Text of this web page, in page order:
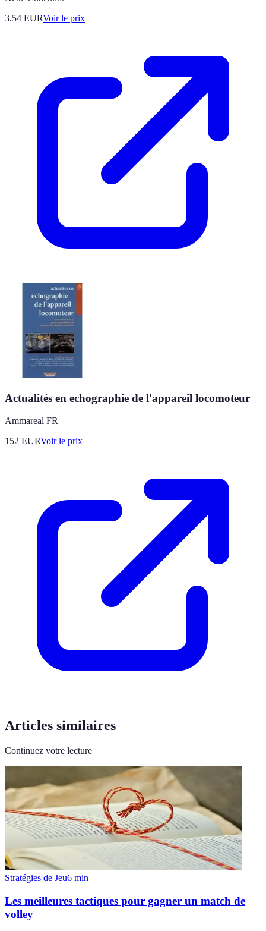
3.54 EURVoir le prix
Actualités en echographie de l'appareil locomoteur
Ammareal FR
152 EURVoir le prix
Articles similaires
Continuez votre lecture
Stratégies de Jeu6 min
Les meilleures tactiques pour gagner un match de
volley